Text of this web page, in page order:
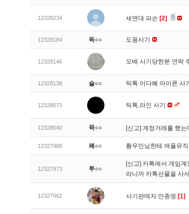
12328234 세면대 파손 [2]
12328184 독○○ 도용사기
12328146 모배 사기당한분 연락
12328138 슬○○ 틱톡 이다혜 아이폰 사기
12328073 틱톡,라인 사기
12328040 묵○○ [신고] 계정거래를 했는
12327988 쾌○○ 황우민님한테 애플뮤
12327973 투○○
[신고] 카톡에서 게임
라니까 카톡선물을 사
12327962 사기판매자 안종명 [1]